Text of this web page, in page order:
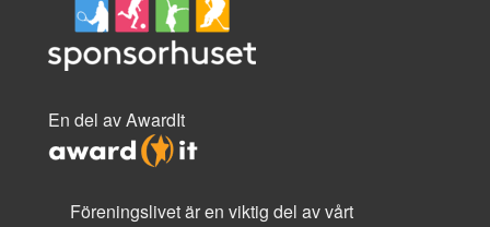
En del av AwardIt
Föreningslivet är en viktig del av vårt